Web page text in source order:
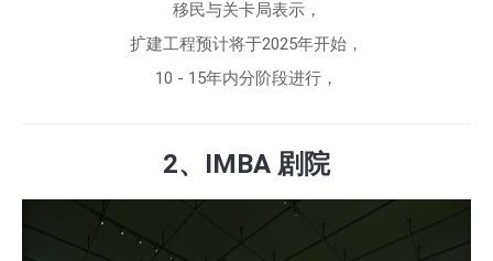
移民与关卡局表示，
扩建工程预计将于2025年开始，
10 - 15年内分阶段进行，
2、IMBA 剧院